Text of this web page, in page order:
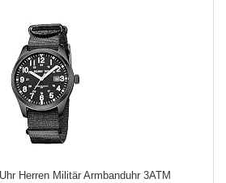
Herren Militär Armbanduhr 3ATM